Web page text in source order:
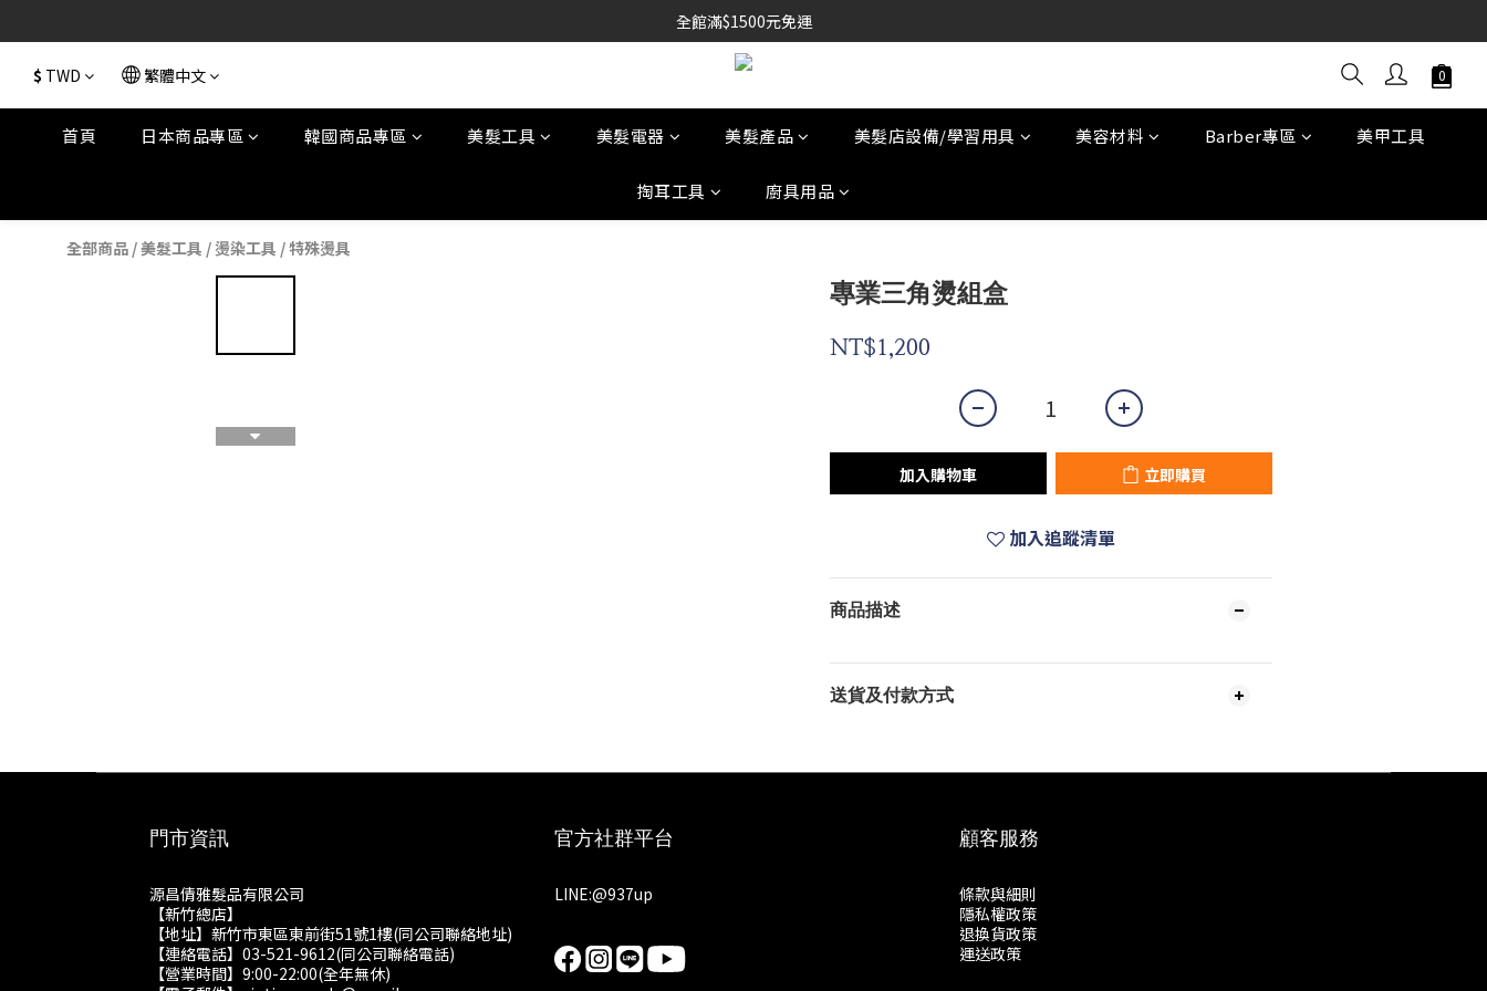
全館滿$1500元免運
$ TWD 繁體中文
首頁 日本商品專區 韓國商品專區 美髮工具 美髮電器 美髮產品 美髮店設備/學習用具 美容材料 Barber專區 美甲工具
掏耳工具 廚具用品
全部商品 /美髮工具 /燙染工具 /特殊燙具
專業三角燙組盒
NT$1,200
加入購物車 立即購買
加入追蹤清單
商品描述
送貨及付款方式
門市資訊
源昌倩雅髮品有限公司
【新竹總店】
【地址】新竹市東區東前街51號1樓(同公司聯絡地址)
【連絡電話】03-521-9612(同公司聯絡電話)
【營業時間】9:00-22:00(全年無休)
官方社群平台
LINE:@937up
顧客服務
條款與細則
隱私權政策
退換貨政策
運送政策